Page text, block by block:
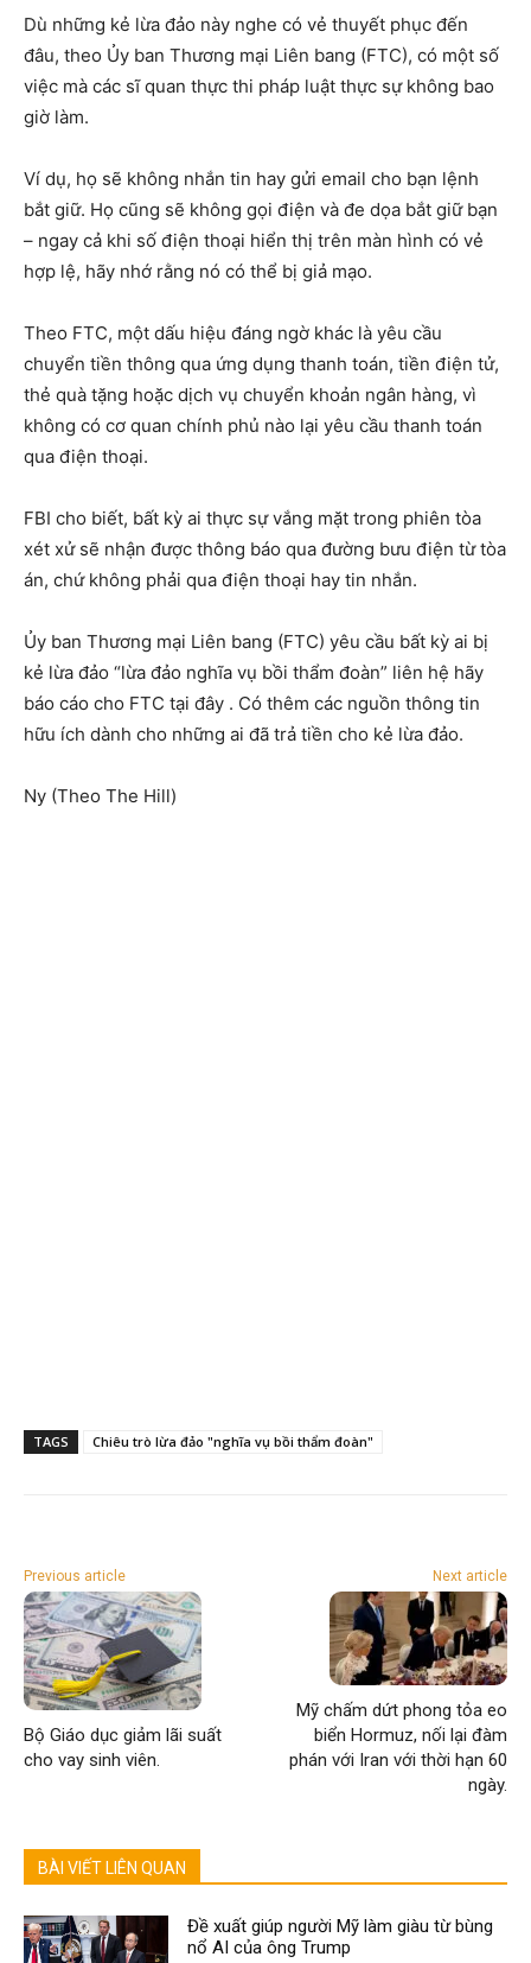
Dù những kẻ lừa đảo này nghe có vẻ thuyết phục đến
đâu, theo Ủy ban Thương mại Liên bang (FTC), có một số
việc mà các sĩ quan thực thi pháp luật thực sự không bao
giờ làm.
Ví dụ, họ sẽ không nhắn tin hay gửi email cho bạn lệnh
bắt giữ. Họ cũng sẽ không gọi điện và đe dọa bắt giữ bạn
– ngay cả khi số điện thoại hiển thị trên màn hình có vẻ
hợp lệ, hãy nhớ rằng nó có thể bị giả mạo.
Theo FTC, một dấu hiệu đáng ngờ khác là yêu cầu
chuyển tiền thông qua ứng dụng thanh toán, tiền điện tử,
thẻ quà tặng hoặc dịch vụ chuyển khoản ngân hàng, vì
không có cơ quan chính phủ nào lại yêu cầu thanh toán
qua điện thoại.
FBI cho biết, bất kỳ ai thực sự vắng mặt trong phiên tòa
xét xử sẽ nhận được thông báo qua đường bưu điện từ tòa
án, chứ không phải qua điện thoại hay tin nhắn.
Ủy ban Thương mại Liên bang (FTC) yêu cầu bất kỳ ai bị
kẻ lừa đảo “lừa đảo nghĩa vụ bồi thẩm đoàn” liên hệ hãy
báo cáo cho FTC tại đây . Có thêm các nguồn thông tin
hữu ích dành cho những ai đã trả tiền cho kẻ lừa đảo.
Ny (Theo The Hill)
TAGS Chiêu trò lừa đảo "nghĩa vụ bồi thẩm đoàn"
Previous article
Bộ Giáo dục giảm lãi suất
cho vay sinh viên.
Next article
Mỹ chấm dứt phong tỏa eo
biển Hormuz, nối lại đàm
phán với Iran với thời hạn 60
ngày.
BÀI VIẾT LIÊN QUAN
Đề xuất giúp người Mỹ làm giàu từ bùng
nổ AI của ông Trump